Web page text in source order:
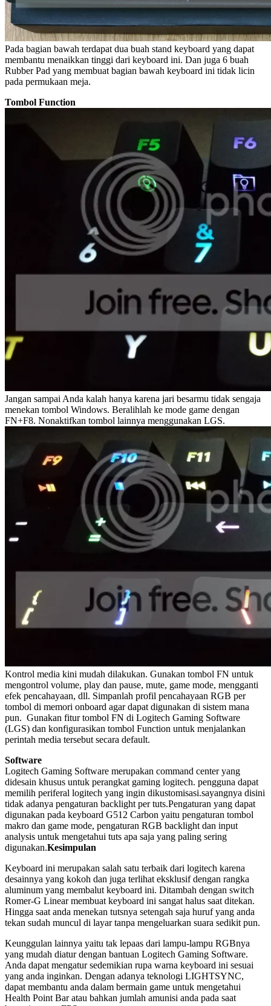
Pada bagian bawah terdapat dua buah stand keyboard yang dapat
membantu menaikkan tinggi dari keyboard ini. Dan juga 6 buah
Rubber Pad yang membuat bagian bawah keyboard ini tidak licin
pada permukaan meja.
Tombol Function
Jangan sampai Anda kalah hanya karena jari besarmu tidak sengaja
menekan tombol Windows. Beralihlah ke mode game dengan
FN+F8. Nonaktifkan tombol lainnya menggunakan LGS.
Kontrol media kini mudah dilakukan. Gunakan tombol FN untuk
mengontrol volume, play dan pause, mute, game mode, mengganti
efek pencahayaan, dll. Simpanlah profil pencahayaan RGB per
tombol di memori onboard agar dapat digunakan di sistem mana
pun. Gunakan fitur tombol FN di Logitech Gaming Software
(LGS) dan konfigurasikan tombol Function untuk menjalankan
perintah media tersebut secara default.
Software
Logitech Gaming Software merupakan command center yang
didesain khusus untuk perangkat gaming logitech. pengguna dapat
memilih periferal logitech yang ingin dikustomisasi.sayangnya disini
tidak adanya pengaturan backlight per tuts.Pengaturan yang dapat
digunakan pada keyboard G512 Carbon yaitu pengaturan tombol
makro dan game mode, pengaturan RGB backlight dan input
analysis untuk mengetahui tuts apa saja yang paling sering
digunakan.Kesimpulan
Keyboard ini merupakan salah satu terbaik dari logitech karena
desainnya yang kokoh dan juga terlihat eksklusif dengan rangka
aluminum yang membalut keyboard ini. Ditambah dengan switch
Romer-G Linear membuat keyboard ini sangat halus saat ditekan.
Hingga saat anda menekan tutsnya setengah saja huruf yang anda
tekan sudah muncul di layar tanpa mengeluarkan suara sedikit pun.
Keunggulan lainnya yaitu tak lepaas dari lampu-lampu RGBnya
yang mudah diatur dengan bantuan Logitech Gaming Software.
Anda dapat mengatur sedemikian rupa warna keyboard ini sesuai
yang anda inginkan. Dengan adanya teknologi LIGHTSYNC,
dapat membantu anda dalam bermain game untuk mengetahui
Health Point Bar atau bahkan jumlah amunisi anda pada saat